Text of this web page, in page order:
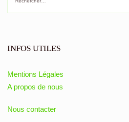
INFOS UTILES
Mentions Légales
A propos de nous
Nous contacter